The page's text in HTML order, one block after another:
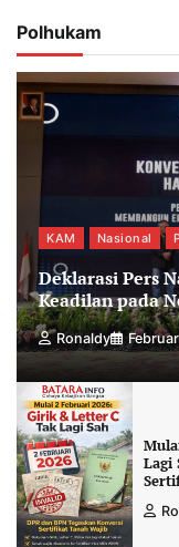
Polhukam
KAM Nasional
Deklarasi Pers
Keadilan pada
Ronaldy
Lagi